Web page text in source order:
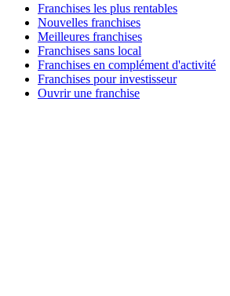
Franchises les plus rentables
Nouvelles franchises
Meilleures franchises
Franchises sans local
Franchises en complément d'activité
Franchises pour investisseur
Ouvrir une franchise